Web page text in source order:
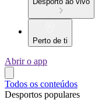
Perto de ti
Abrir o app
Todos os conteúdos
Desportos populares